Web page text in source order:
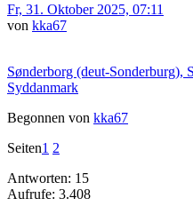
Fr, 31. Oktober 2025, 07:11
von kka67
Sønderborg (deut-Sonderburg),
Syddanmark
Begonnen von kka67
Seiten1 2
Antworten: 15
Aufrufe: 3.408